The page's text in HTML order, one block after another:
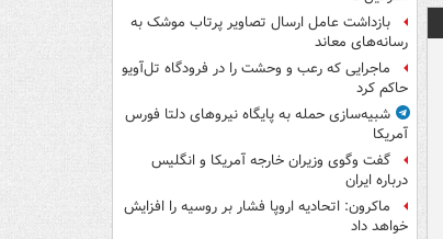
بازداشت عامل ارسال تصاویر پرتاب موشک به
رسانه‌های معاند
ماجرایی که رعب و وحشت را در فرودگاه تل‌آویو
حاکم کرد
شبیه‌سازی حمله به پایگاه نیروهای دلتا فورس
آمریکا
گفت وگوی وزیران خارجه آمریکا و انگلیس
درباره ایران
ماکرون: اتحادیه اروپا فشار بر روسیه را افزایش
خواهد داد